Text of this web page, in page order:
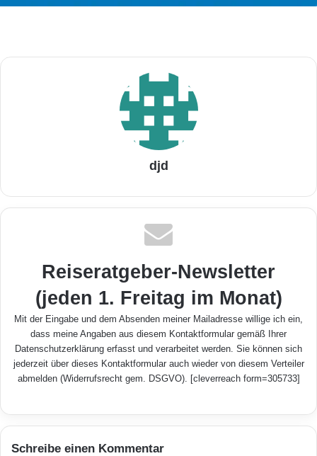
djd
Reiseratgeber-Newsletter
(jeden 1. Freitag im Monat)
Mit der Eingabe und dem Absenden meiner Mailadresse willige ich ein,
dass meine Angaben aus diesem Kontaktformular gemäß Ihrer
Datenschutzerklärung erfasst und verarbeitet werden. Sie können sich
jederzeit über dieses Kontaktformular auch wieder von diesem Verteiler
abmelden (Widerrufsrecht gem. DSGVO). [cleverreach form=305733]
Schreibe einen Kommentar